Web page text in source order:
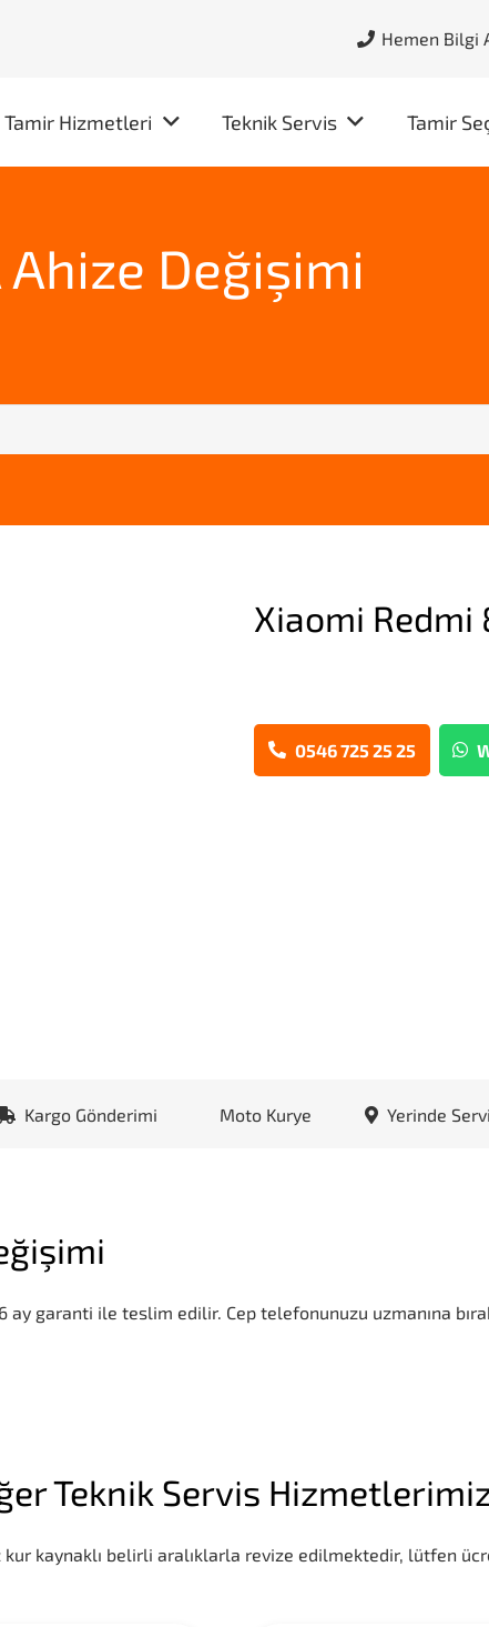
Hemen Bilgi
Tamir Hizmetleri Teknik Servis Tamir
Değişimi
Xiaomi Redmi
0546 725 25 25
Kargo Gönderimi Moto Kurye Yerinde
garanti ile teslim edilir. Cep telefonunuzu uzmanına
Teknik Servis
kaynaklı belirli aralıklarla revize edilmektedir, lütfen